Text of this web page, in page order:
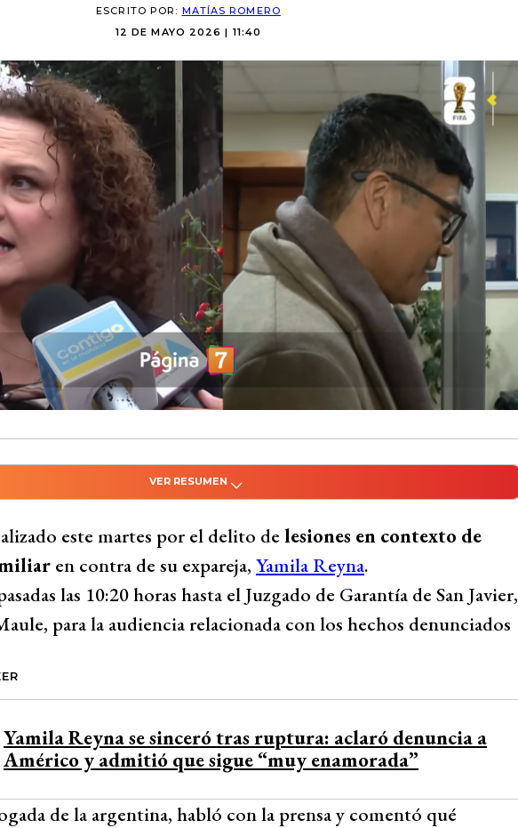
ESCRITO POR: MATÍAS ROMERO
12 DE MAYO 2026 | 11:40
VER RESUMEN
fue formalizado por lesiones en contexto de violencia
expareja, Yamila Reyna, en el Juzgado de Garantía de San Javier.
espera que se concrete la formalización y que se definan
apoyando lo que solicite la Fiscalía para una resolución positiva.
para el cantante y buscan evitar la victimización
rechazando cualquier justificación a la agresión sufrida por
este martes por el delito de lesiones en contexto de
en contra de su expareja, Yamila Reyna.
las 10:20 horas hasta el Juzgado de Garantía de San Javier,
para la audiencia relacionada con los hechos denunciados
Yamila Reyna se sinceró tras ruptura: aclaró denuncia a
Américo y admitió que sigue “muy enamorada”
de la argentina, habló con la prensa y comentó qué